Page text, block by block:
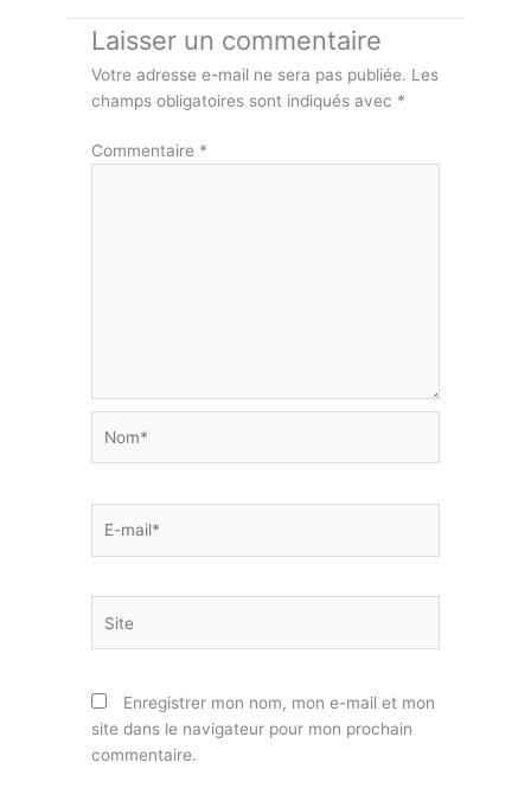
Laisser un commentaire
Votre adresse e-mail ne sera pas publiée. Les
champs obligatoires sont indiqués avec *
Commentaire *
mail*
Enregistrer mon nom, mon e-mail et mon
site dans le navigateur pour mon prochain
commentaire.